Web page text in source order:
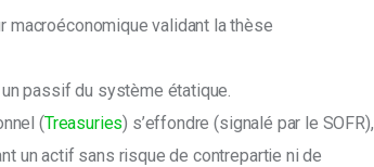
validant la thèse
un passif du système étatique.
(Treasuries) s’effondre (signalé par le SOFR),
un actif sans risque de contrepartie ni de